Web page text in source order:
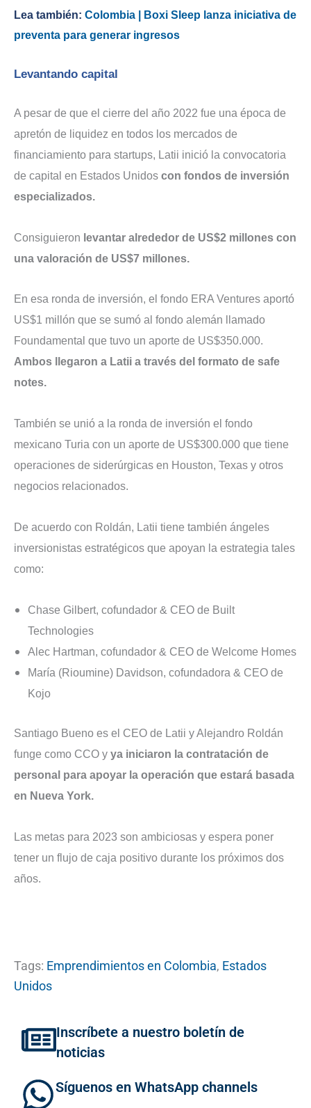
Lea también: Colombia | Boxi Sleep lanza iniciativa de
preventa para generar ingresos
Levantando capital
A pesar de que el cierre del año 2022 fue una época de
apretón de liquidez en todos los mercados de
financiamiento para startups, Latii inició la convocatoria
de capital en Estados Unidos con fondos de inversión
especializados.
Consiguieron levantar alrededor de US$2 millones con
una valoración de US$7 millones.
En esa ronda de inversión, el fondo ERA Ventures aportó
US$1 millón que se sumó al fondo alemán llamado
Foundamental que tuvo un aporte de US$350.000.
Ambos llegaron a Latii a través del formato de safe
notes.
También se unió a la ronda de inversión el fondo
mexicano Turia con un aporte de US$300.000 que tiene
operaciones de siderúrgicas en Houston, Texas y otros
negocios relacionados.
De acuerdo con Roldán, Latii tiene también ángeles
inversionistas estratégicos que apoyan la estrategia tales
como:
Chase Gilbert, cofundador & CEO de Built
Technologies
Alec Hartman, cofundador & CEO de Welcome Homes
María (Rioumine) Davidson, cofundadora & CEO de
Kojo
Santiago Bueno es el CEO de Latii y Alejandro Roldán
funge como CCO y ya iniciaron la contratación de
personal para apoyar la operación que estará basada
en Nueva York.
Las metas para 2023 son ambiciosas y espera poner
tener un flujo de caja positivo durante los próximos dos
años.
Tags: Emprendimientos en Colombia, Estados
Unidos
Inscríbete a nuestro boletín de
noticias
Síguenos en WhatsApp channels